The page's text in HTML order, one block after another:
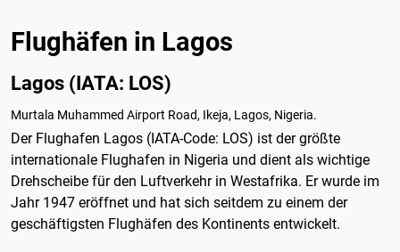
Flughäfen in Lagos
Lagos (IATA: LOS)
Murtala Muhammed Airport Road, Ikeja, Lagos, Nigeria.
Der Flughafen Lagos (IATA-Code: LOS) ist der größte
internationale Flughafen in Nigeria und dient als wichtige
Drehscheibe für den Luftverkehr in Westafrika. Er wurde im
Jahr 1947 eröffnet und hat sich seitdem zu einem der
geschäftigsten Flughäfen des Kontinents entwickelt.